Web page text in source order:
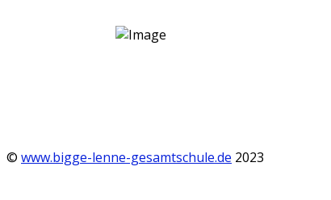
© www.bigge-lenne-gesamtschule.de 2023